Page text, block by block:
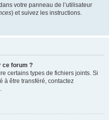
votre panneau de l’utilisateur
) et suivez les instructions.
ce forum ?
certains types de fichiers joints. Si
à être transféré, contactez